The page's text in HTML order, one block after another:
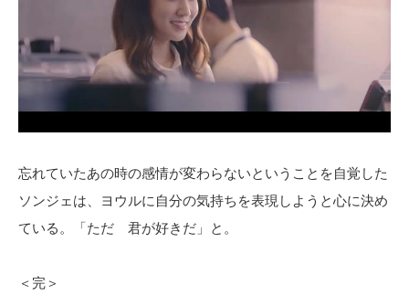
忘れていたあの時の感情が変わらないということを自覚した
ソンジェは、ヨウルに自分の気持ちを表現しようと心に決め
ている。「ただ 君が好きだ」と。
＜完＞